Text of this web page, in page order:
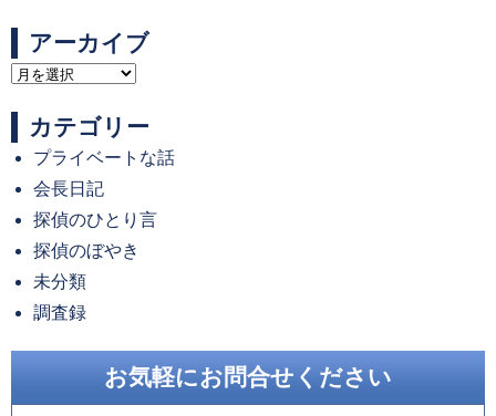
アーカイブ
ア
イ
ブ
カテゴリー
プライベートな話
会長日記
探偵のひとり言
探偵のぼやき
未分類
調査録
お気軽にお問合せください